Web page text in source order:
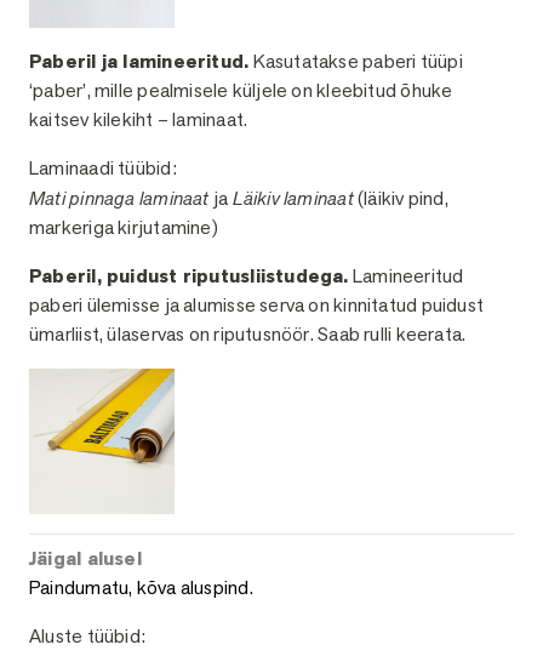
Paberil ja lamineeritud.Kasutatakse paberi tüüpi
‘paber’, mille pealmisele küljele on kleebitud õhuke
kaitsev kilekiht – laminaat.
Laminaadi tüübid:
Mati pinnaga laminaat ja Läikiv laminaat(läikiv pind,
markeriga kirjutamine)
Paberil, puidust riputusliistudega.Lamineeritud
paberi ülemisse ja alumisse serva on kinnitatud puidust
ümarliist, ülaservas on riputusnöör. Saab rulli keerata.
Jäigal alusel
Paindumatu, kõva aluspind.
Aluste tüübid: